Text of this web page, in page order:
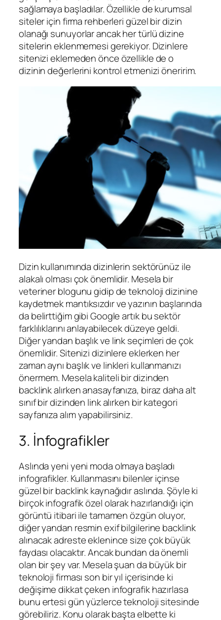
sağlamaya başladılar. Özellikle de kurumsal
siteler için firma rehberleri güzel bir dizin
olanağı sunuyorlar ancak her türlü dizine
sitelerin eklenmemesi gerekiyor. Dizinlere
sitenizi eklemeden önce özellikle de o
dizinin değerlerini kontrol etmenizi öneririm.
Dizin kullanımında dizinlerin sektörünüz ile
alakalı olması çok önemlidir. Mesela bir
veteriner blogunu gidip de teknoloji dizinine
kaydetmek mantıksızdır ve yazının başlarında
da belirttiğim gibi Google artık bu sektör
farklılıklarını anlayabilecek düzeye geldi.
Diğer yandan başlık ve link seçimleri de çok
önemlidir. Sitenizi dizinlere eklerken her
zaman aynı başlık ve linkleri kullanmanızı
önermem. Mesela kaliteli bir dizinden
backlink alırken anasayfanıza, biraz daha alt
sınıf bir dizinden link alırken bir kategori
sayfanıza alım yapabilirsiniz.
3. İnfografikler
Aslında yeni yeni moda olmaya başladı
infografikler. Kullanmasını bilenler içinse
güzel bir backlink kaynağıdır aslında. Şöyle ki
birçok infografik özel olarak hazırlandığı için
görüntü itibari ile tamamen özgün oluyor,
diğer yandan resmin exif bilgilerine backlink
alınacak adreste eklenince size çok büyük
faydası olacaktır. Ancak bundan da önemli
olan bir şey var. Mesela şuan da büyük bir
teknoloji firması son bir yıl içerisinde ki
değişime dikkat çeken infografik hazırlasa
bunu ertesi gün yüzlerce teknoloji sitesinde
görebiliriz. Konu olarak başta elbette ki